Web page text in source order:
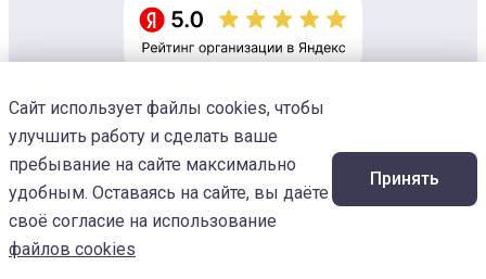
Информация на сайте носит ознакомительный характер и не является
офертой, не может использоваться для постановки диагноза и плана
лечения
Изображения предоставленыDesigned by Freepik
© 2026 Ветеринарный центр «МЕДВЕТ»
Сайт использует файлы cookies, чтобы
улучшить работу и сделать ваше
пребывание на сайте максимально
удобным. Оставаясь на сайте, вы даёте
своё согласие на использование
файлов cookies
Принять